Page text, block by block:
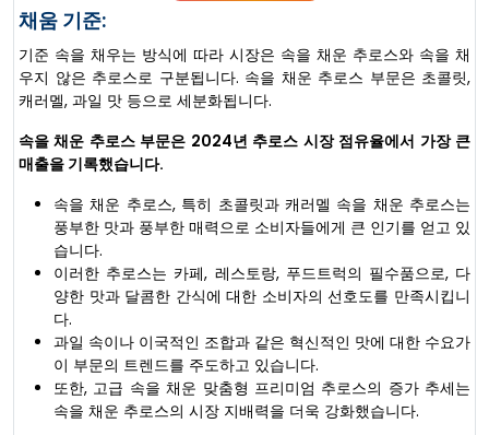
채움 기준:
기준 속을 채우는 방식에 따라 시장은 속을 채운 추로스와 속을 채
우지 않은 추로스로 구분됩니다. 속을 채운 추로스 부문은 초콜릿,
캐러멜, 과일 맛 등으로 세분화됩니다.
속을 채운 추로스 부문은 2024년 추로스 시장 점유율에서 가장 큰
매출을 기록했습니다.
속을 채운 추로스, 특히 초콜릿과 캐러멜 속을 채운 추로스는
풍부한 맛과 풍부한 매력으로 소비자들에게 큰 인기를 얻고 있
습니다.
이러한 추로스는 카페, 레스토랑, 푸드트럭의 필수품으로, 다
양한 맛과 달콤한 간식에 대한 소비자의 선호도를 만족시킵니
다.
과일 속이나 이국적인 조합과 같은 혁신적인 맛에 대한 수요가
이 부문의 트렌드를 주도하고 있습니다.
또한, 고급 속을 채운 맞춤형 프리미엄 추로스의 증가 추세는
속을 채운 추로스의 시장 지배력을 더욱 강화했습니다.